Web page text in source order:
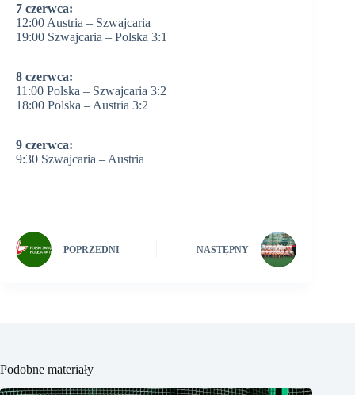
7 czerwca:
12:00 Austria – Szwajcaria
19:00 Szwajcaria – Polska 3:1
8 czerwca:
11:00 Polska – Szwajcaria 3:2
18:00 Polska – Austria 3:2
9 czerwca:
9:30 Szwajcaria – Austria
POPRZEDNI NASTĘPNY
Podobne materiały